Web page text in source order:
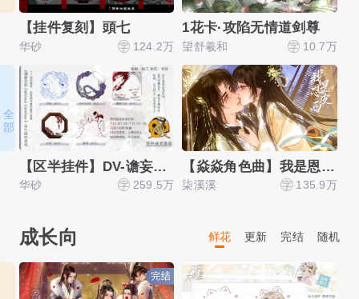
【挂件复刻】頭七
华砂 124.2万
1花卡·攻陷无情道剑尊
望舒羲和 10.7万
全 部
【区半挂件】DV-谵妄之彩-
华砂 259.5万
【焱焱角色曲】我是恩皮西
柒溪溪 135.9万
成长向 鲜花 更新 完结 随机